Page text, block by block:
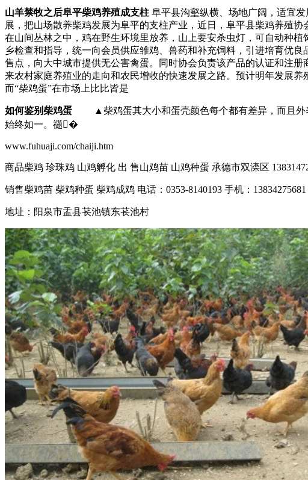
山羊禁牧之后阜平柴鸡养殖成支柱 阜平县沟壑纵横、场地广阔，适宜
展，把山场散养柴鸡发展为阜平的支柱产业，近日，阜平县柴鸡养
在山间丛林之中，鸡在野生环境里放养，山上要安杀虫灯，可自动种
乡检查和指导，统一向会员供应雏鸡、兽药和补充饲料，引进培育优
售点，向大中城市提供无公害禽蛋。同时协会负责该产品的认证和注
来农村家庭养殖业的走向和农民增收的快速发展之路。预计明年发展
而“柴鸡蛋”在市场上比比皆是
如何鉴别柴鸡蛋 ▲柴鸡蛋其大小和蛋壳颜色每个都有差异，而且
始终如一。禵�
www.fuhuaji.com/chaiji.htm
商品柴鸡 珍珠鸡 山鸡孵化 出 售山鸡苗 山鸡种蛋 承德市双滦区
销售柴鸡苗 柴鸡种蛋 柴鸡成鸡 电话：0353-8140193 手机：
地址：阳泉市盂县苌池镇东苌池村